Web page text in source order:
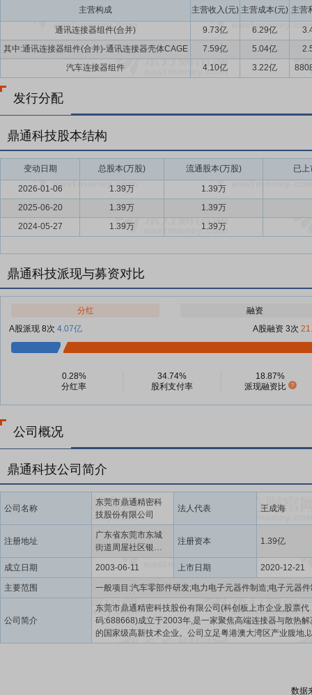
主营构成 主营收入(元) 主营成本(元) 主营
通讯连接器组件(合并) 9.73亿 6.29亿
其中:通讯连接器组件(合并)-通讯连接器壳体CAGE
7.59亿 5.04亿
汽车连接器组件
4.10亿 3.22亿
发行分配
鼎通科技股本结构
变动日期 总股本(万股) 流通股本(万股) 已
2026-01-06 1.39万
1.39万
2025-06-20
1.39万
1.39万
2024-05-27
1.39万 1.39万
鼎通科技派现与募资对比
分红
融资
A股派现 8次 4.07亿 A股融资 3次
0.28%
分红率
34.74%
股利支付率
18.87%
派现融资比
公司概况
鼎通科技公司简介
公司名称
东莞市鼎通精密科
技股份有限公司
法人代表 王成海
注册地址
广东省东莞市东城
街道周屋社区银珠
路七号
注册资本 1.39亿
成立日期 2003-06-11 上市日期 2020-12-21
主要范围
公司简介
东莞市鼎通精密科技股份有限公司(科创板上市企业,股票代
码:688668)成立于2003年,是一家聚焦高端连接器与散热解
的国家级高新技术企业。公司立足粤港澳大湾区产业腹地,
卓越,勇于创新,做专做精”为核心精神,深耕高速通讯连接器
数据